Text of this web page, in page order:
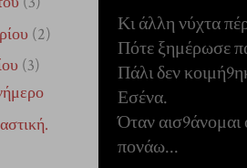
Κι άλλη νύχτα
Πότε ξημέρωσε
Πάλι δεν
Εσένα.
Όταν αισ9άνομαι
πονάω...
(2)
(3)